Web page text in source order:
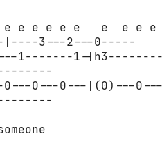
e e e e e   e  e e e
3---2---0-----
1-------1-
0---0---|(0)---